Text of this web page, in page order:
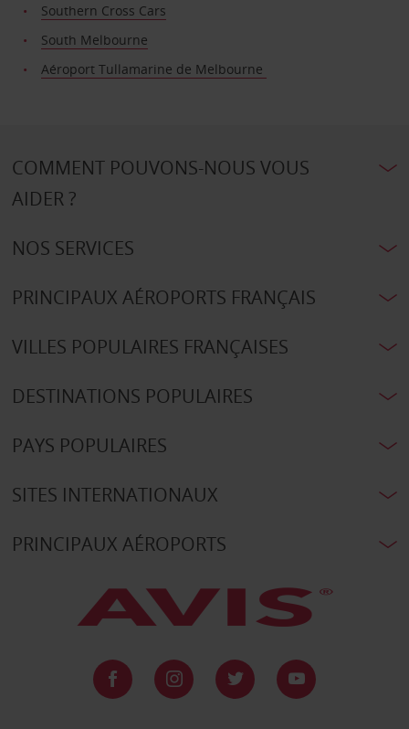
Southern Cross Cars
South Melbourne
Aéroport Tullamarine de Melbourne
COMMENT POUVONS-NOUS VOUS
AIDER ?
NOS SERVICES
PRINCIPAUX AÉROPORTS FRANÇAIS
VILLES POPULAIRES FRANÇAISES
DESTINATIONS POPULAIRES
PAYS POPULAIRES
SITES INTERNATIONAUX
PRINCIPAUX AÉROPORTS